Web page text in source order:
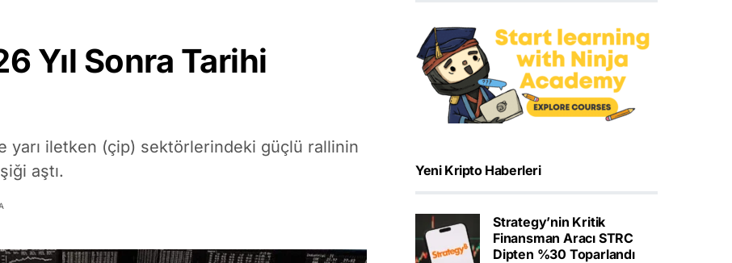
Yıl Sonra Tarihi
yarı iletken (çip) sektörlerindeki güçlü rallinin
aştı.
Yeni Kripto Haberleri
Strategy’nin Kritik
Finansman Aracı STRC
Dipten %30 Toparlandı